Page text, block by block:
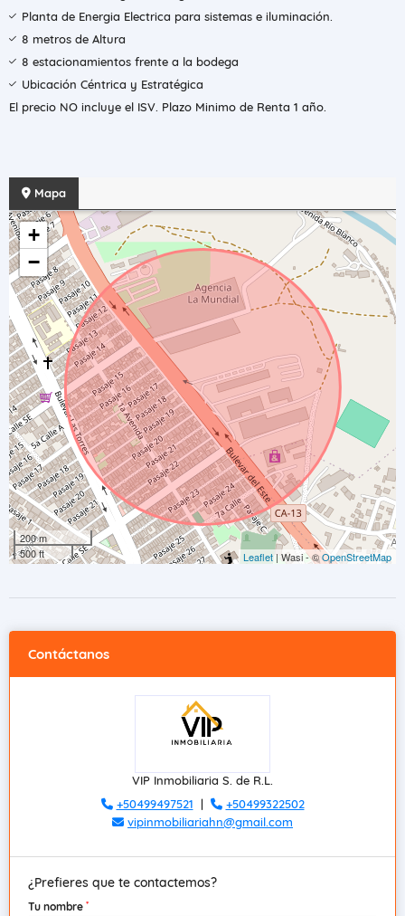
Planta de Energia Electrica para sistemas e iluminación.
8 metros de Altura
8 estacionamientos frente a la bodega
Ubicación Céntrica y Estratégica
El precio NO incluye el ISV. Plazo Minimo de Renta 1 año.
Mapa
+
−
200 m
500 ft
Leaflet | Wasi - ©OpenStreetMap
Contáctanos
VIP Inmobiliaria S. de R.L.
+50499497521 |
+50499322502
vipinmobiliariahn@gmail.com
¿Prefieres que te contactemos?
Tu nombre *